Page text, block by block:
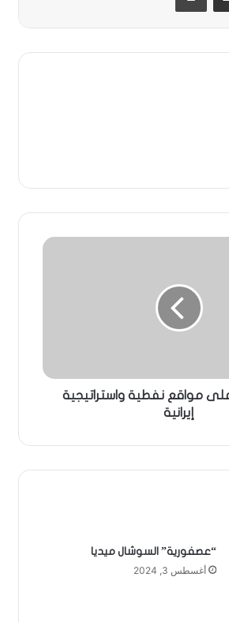
على مواقع نفطية واستراتيجية
إيرانية
“عصفورية” السوشال ميديا
أغسطس 3, 2024